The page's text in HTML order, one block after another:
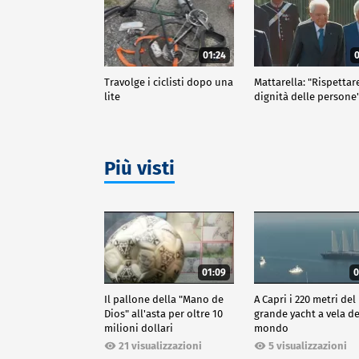
01:24
Travolge i ciclisti dopo una
lite
Mattarella:
dignità delle
Più visti
01:09
Il pallone della "Mano de
Dios" all'asta per oltre 10
milioni dollari
21 visualizzazioni
A Capri i 220 metri
grande yacht a vela
mondo
5 visualizzazioni